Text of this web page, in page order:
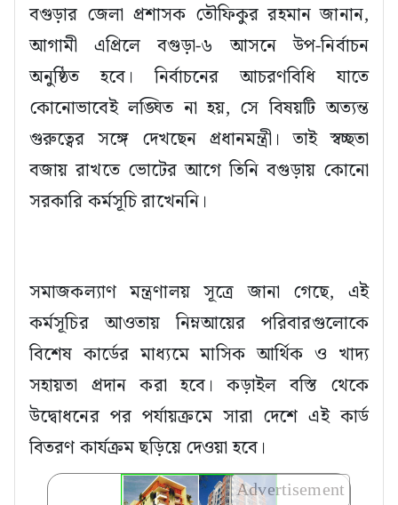
বগুড়ার জেলা প্রশাসক তৌফিকুর রহমান জানান,
আগামী এপ্রিলে বগুড়া-৬ আসনে উপ-নির্বাচন
অনুষ্ঠিত হবে। নির্বাচনের আচরণবিধি যাতে
কোনোভাবেই লঙ্ঘিত না হয়, সে বিষয়টি অত্যন্ত
গুরুত্বের সঙ্গে দেখছেন প্রধানমন্ত্রী। তাই স্বচ্ছতা
বজায় রাখতে ভোটের আগে তিনি বগুড়ায় কোনো
সরকারি কর্মসূচি রাখেননি।
সমাজকল্যাণ মন্ত্রণালয় সূত্রে জানা গেছে, এই
কর্মসূচির আওতায় নিম্নআয়ের পরিবারগুলোকে
বিশেষ কার্ডের মাধ্যমে মাসিক আর্থিক ও খাদ্য
সহায়তা প্রদান করা হবে। কড়াইল বস্তি থেকে
উদ্বোধনের পর পর্যায়ক্রমে সারা দেশে এই কার্ড
বিতরণ কার্যক্রম ছড়িয়ে দেওয়া হবে।
Advertisement